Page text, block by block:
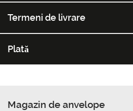
Termeni de livrare
Plată
Magazin de anvelope